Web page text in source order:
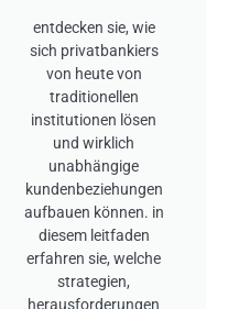
entdecken sie, wie
sich privatbankiers
von heute von
traditionellen
institutionen lösen
und wirklich
unabhängige
kundenbeziehungen
aufbauen können. in
diesem leitfaden
erfahren sie, welche
strategien,
herausforderungen